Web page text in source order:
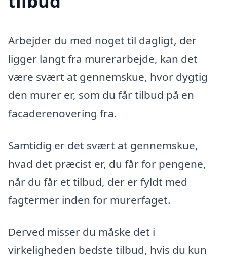
Arbejder du med noget til dagligt, der
ligger langt fra murerarbejde, kan det
være svært at gennemskue, hvor dygtig
den murer er, som du får tilbud på en
facaderenovering fra.
Samtidig er det svært at gennemskue,
hvad det præcist er, du får for pengene,
når du får et tilbud, der er fyldt med
fagtermer inden for murerfaget.
Derved misser du måske det i
virkeligheden bedste tilbud, hvis du kun